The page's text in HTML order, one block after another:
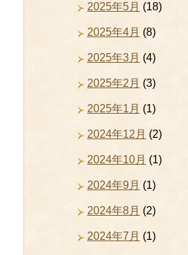
2025年5月 (18)
2025年4月 (8)
2025年3月 (4)
2025年2月 (3)
2025年1月 (1)
2024年12月 (2)
2024年10月 (1)
2024年9月 (1)
2024年8月 (2)
2024年7月 (1)